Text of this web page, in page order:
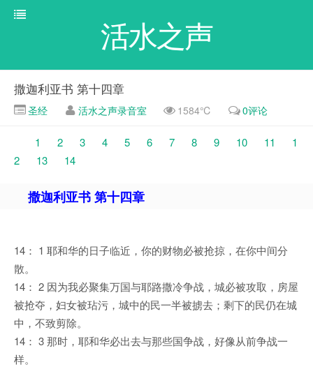
活水之声
撒迦利亚书 第十四章
圣经 活水之声录音室 1584℃ 0评论
1 2 3 4 5 6 7 8 9 10 11
1
2
13 14
撒迦利亚书 第十四章
14： 1 耶和华的日子临近，你的财物必被抢掠，在你中间分
散。
14： 2 因为我必聚集万国与耶路撒冷争战，城必被攻取，房屋
被抢夺，妇女被玷污，城中的民一半被掳去；剩下的民仍在城
中，不致剪除。
14： 3 那时，耶和华必出去与那些国争战，好像从前争战一
样。